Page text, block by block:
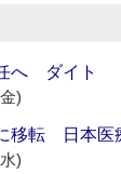
へ ダイト
)
移転 日本医
)